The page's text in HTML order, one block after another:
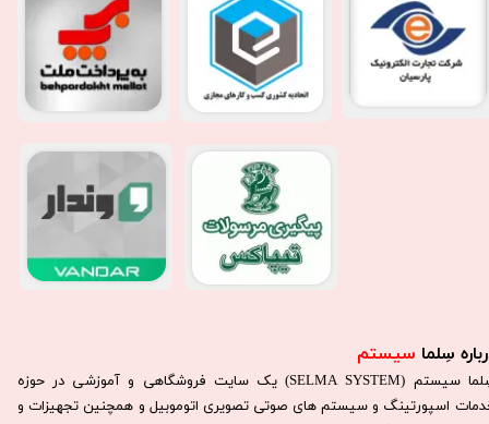
سِلما سیستم​​​​​​​
سِلما سيستم (SELMA SYSTEM) یک سایت فروشگاهی و آموزشی در حوزه
اسپورتینگ و سیستم های صوتی تصویری اتوموبیل و همچنین تجهیزات و